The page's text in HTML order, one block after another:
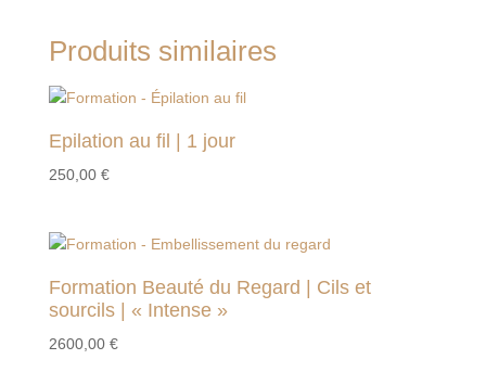
Produits similaires
Epilation au fil | 1 jour
250,00 €
Formation Beauté du Regard | Cils et
sourcils | « Intense »
2600,00 €